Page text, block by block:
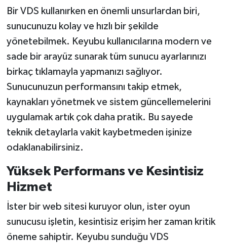
Bir VDS kullanırken en önemli unsurlardan biri,
sunucunuzu kolay ve hızlı bir şekilde
yönetebilmek. Keyubu kullanıcılarına modern ve
sade bir arayüz sunarak tüm sunucu ayarlarınızı
birkaç tıklamayla yapmanızı sağlıyor.
Sunucunuzun performansını takip etmek,
kaynakları yönetmek ve sistem güncellemelerini
uygulamak artık çok daha pratik. Bu sayede
teknik detaylarla vakit kaybetmeden işinize
odaklanabilirsiniz.
Yüksek Performans ve Kesintisiz
Hizmet
İster bir web sitesi kuruyor olun, ister oyun
sunucusu işletin, kesintisiz erişim her zaman kritik
öneme sahiptir. Keyubu sunduğu VDS